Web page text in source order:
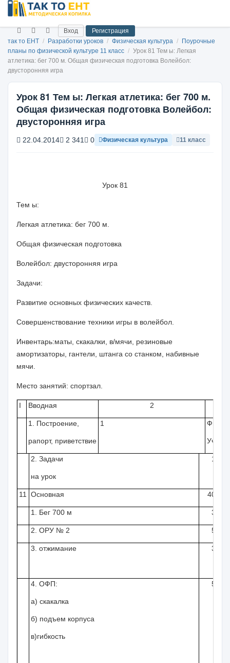
Вход
Регистрация
так то ЕНТ / Разработки уроков / Физическая культура /
Поурочные
планы по физической культуре 11 класс / Урок 81 Тем ы: Легкая
атлетика: бег 700 м. Общая физическая подготовка Волейбол:
двусторонняя игра
Урок 81 Тем ы: Легкая атлетика: бег 700 м.
Общая физическая подготовка Волейбол:
двусторонняя игра
22.04.2014 2 341 0 Физическая культура 11 класс
Урок 81
Тем ы:
Легкая атлетика: бег 700 м
Общая физическая подготовка
Волейбол: двусторонняя игра
Задачи:
Развитие основных физических качеств.
Совершенствование техники игры в волейбол.
Инвентарь:маты, скакалки, в/мячи, резиновые
амортизаторы, гантели, штанга со станком, набивные
мячи.
Место занятий: спортзал.
I Вводная 2
1. Построение,
рапорт, приветствие
1
2. Задачи
на урок
1
11 Основная 40
1. Бег 700 м 3
2. ОРУ № 2 5
3. отжимание 3
4. ОФП:
а) скакалка
б) подъем корпуса
в)гибкость
5